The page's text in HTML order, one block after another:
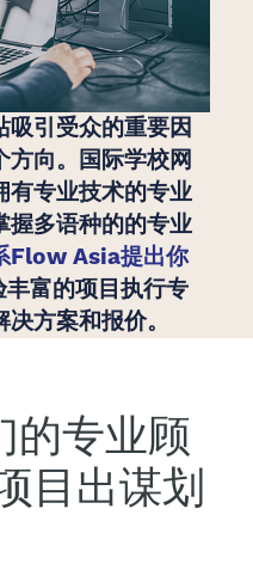
引受众的重要因
方向。国际学校网
有专业技术的专业
握多语种的的专业
Flow Asia提出你
富的项目执行专
方案和报价。
的专业顾
目出谋划